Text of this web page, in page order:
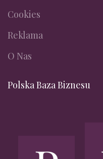
Cookies
Reklama
O Nas
Polska Baza Biznesu